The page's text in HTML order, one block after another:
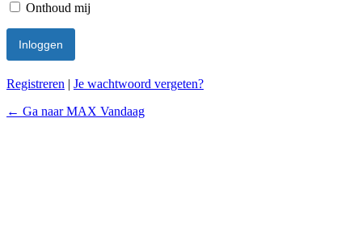
Onthoud mij
Registreren | Je wachtwoord vergeten?
← Ga naar MAX Vandaag